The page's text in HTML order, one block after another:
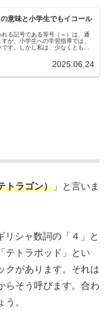
の意味と小学生でもイコール
る記号である等号（＝）は、通
が、小学生への学習指導では、
です。しかし私は、少なくとも小
2025.06.24
トラゴン） 」と言いま
リシャ数詞の「４」と
テトラポッド」とい
クがあります。それは
らそう呼びます。合わ
。